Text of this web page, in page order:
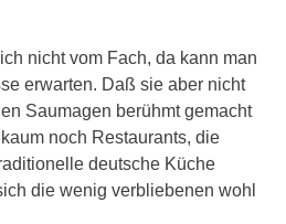
nicht vom Fach, da kann man
erwarten. Daß sie aber nicht
Saumagen berühmt gemacht
noch Restaurants, die
deutsche Küche
die wenig verbliebenen wohl